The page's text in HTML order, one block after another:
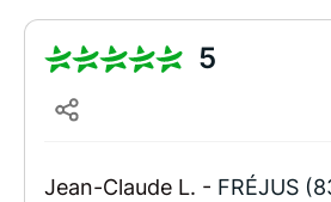
5
Jean-Claude L. - FRÉJUS